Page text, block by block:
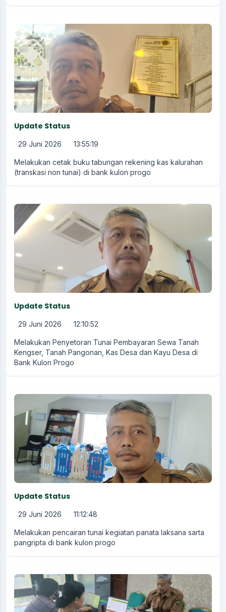
Update Status
29 Juni 2026 13:55:19
Melakukan cetak buku tabungan rekening kas kalurahan
(transkasi non tunai) di bank kulon progo
Update Status
29 Juni 2026 12:10:52
Melakukan Penyetoran Tunai Pembayaran Sewa Tanah
Kengser, Tanah Pangonan, Kas Desa dan Kayu Desa di
Bank Kulon Progo
Update Status
29 Juni 2026 11:12:48
Melakukan pencairan tunai kegiatan panata laksana sarta
pangripta di bank kulon progo